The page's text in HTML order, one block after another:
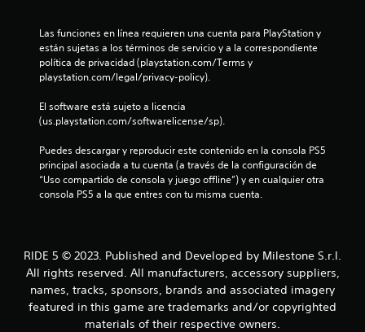
2
l
i
c
a
Las funciones en línea requieren una cuenta para PlayStation y
están sujetas a los términos de servicio y a la correspondiente
política de privacidad (playstation.com/Terms y
playstation.com/legal/privacy-policy).
El software está sujeto a licencia
(us.playstation.com/softwarelicense/sp).
Puedes descargar y reproducir este contenido en la consola PS5
principal asociada a tu cuenta (a través de la configuración de
“Uso compartido de consola y juego offline”) y en cualquier otra
consola PS5 a la que entres con tu misma cuenta.
RIDE 5 © 2023. Published and Developed by Milestone S.r.l.
All rights reserved. All manufacturers, accessory suppliers,
names, tracks, sponsors, brands and associated imagery
featured in this game are trademarks and/or copyrighted
materials of their respective owners.